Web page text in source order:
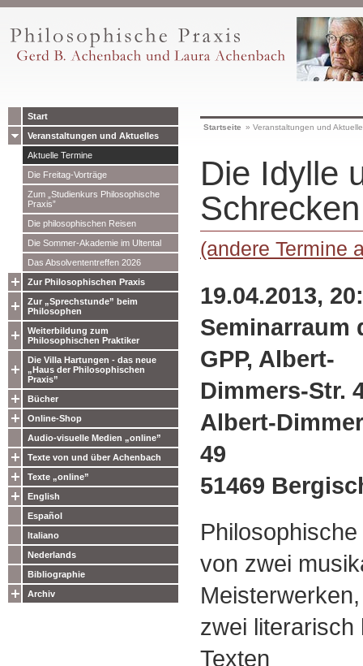
Start
Veranstaltungen und Aktuelles
Aktuelle Termine
Die Freitag-Vorträge
Zum „Studienkurs Philosophische
Praxis”
Die philosophischen Reisen
Die Sommer-Akademie im Ultental
Das Absolvententreffen 2026
Zur Philosophischen Praxis
Zur „Sprechstunde” beim
Philosophen
Weiterbildung zum
Philosophischen Praktiker
Die Villa Hartungen - das neue
„Haus der Philosophischen
Praxis”
Bücher
Online-Shop
Audio-visuelle Medien „online”
Texte von und über Achenbach
Texte „online”
English
Español
Italiano
Nederlands
Bibliographie
Archiv
Startseite » Veranstaltungen und
Die Idylle
Schrecken
(andere Termine
19.04.2013,
Seminarraum
GPP, Albert-
Dimmers-Str.
Albert-
49
51469
von zwei
zwei literarisch
Texten